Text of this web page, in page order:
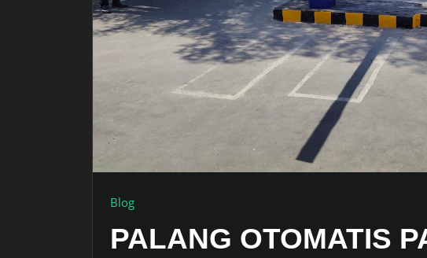
Blog
PALANG OTOMATIS